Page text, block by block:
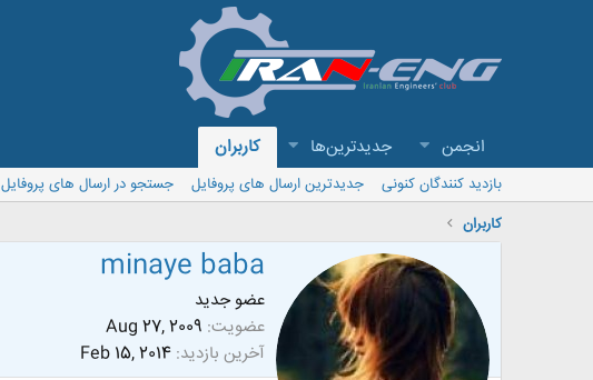
انجمن جدیدترین‌ها کاربران
بازدید کنندگان کنونی جدیدترین ارسال های پروفایل
جستجو در ارسال های پروفایل
کاربران
minaye baba
عضو جدید
عضویت Aug 27, 2009
آخرین بازدید Feb 15, 2014